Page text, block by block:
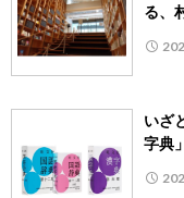
る、
いざ
字典